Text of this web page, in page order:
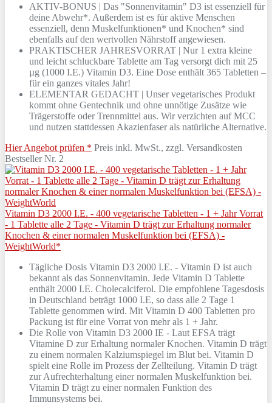
AKTIV-BONUS | Das "Sonnenvitamin" D3 ist essenziell für
deine Abwehr*. Außerdem ist es für aktive Menschen
essenziell, denn Muskelfunktionen* und Knochen* sind
ebenfalls auf den wertvollen Nährstoff angewiesen.
PRAKTISCHER JAHRESVORRAT | Nur 1 extra kleine
und leicht schluckbare Tablette am Tag versorgt dich mit 25
µg (1000 I.E.) Vitamin D3. Eine Dose enthält 365 Tabletten –
für ein ganzes vitales Jahr!
ELEMENTAR GEDACHT | Unser vegetarisches Produkt
kommt ohne Gentechnik und ohne unnötige Zusätze wie
Trägerstoffe oder Trennmittel aus. Wir verzichten auf MCC
und nutzen stattdessen Akazienfaser als natürliche Alternative.
Hier Angebot prüfen * Preis inkl. MwSt., zzgl. Versandkosten
Bestseller Nr. 2
Vitamin D3 2000 I.E. - 400 vegetarische Tabletten - 1 + Jahr Vorrat
- 1 Tablette alle 2 Tage - Vitamin D trägt zur Erhaltung normaler
Knochen & einer normalen Muskelfunktion bei (EFSA) -
WeightWorld*
Tägliche Dosis Vitamin D3 2000 I.E. - Vitamin D ist auch
bekannt als das Sonnenvitamin. Jede Vitamin D Tablette
enthält 2000 I.E. Cholecalciferol. Die empfohlene Tagesdosis
in Deutschland beträgt 1000 I.E, so dass alle 2 Tage 1
Tablette genommen wird. Mit Vitamin D 400 Tabletten pro
Packung ist für eine Vorrat von mehr als 1 + Jahr.
Die Rolle von Vitamin D3 2000 IE - Laut EFSA trägt
Vitamine D zur Erhaltung normaler Knochen. Vitamin D trägt
zu einem normalen Kalziumspiegel im Blut bei. Vitamin D
spielt eine Rolle im Prozess der Zellteilung. Vitamin D trägt
zur Aufrechterhaltung einer normalen Muskelfunktion bei.
Vitamin D trägt zu einer normalen Funktion des
Immunsystems bei.